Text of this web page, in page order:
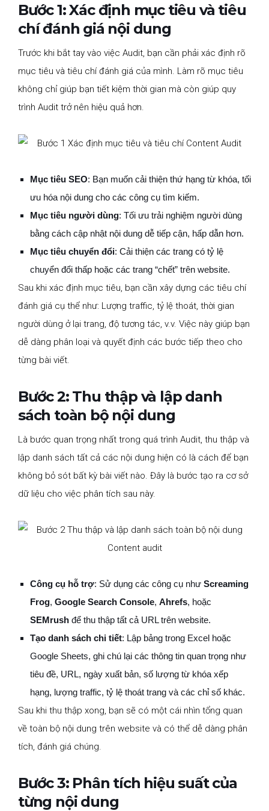
Bước 1: Xác định mục tiêu và tiêu
chí đánh giá nội dung
Trước khi bắt tay vào việc Audit, bạn cần phải xác định rõ
mục tiêu và tiêu chí đánh giá của mình. Làm rõ mục tiêu
không chỉ giúp bạn tiết kiệm thời gian mà còn giúp quy
trình Audit trở nên hiệu quả hơn.
Mục tiêu SEO: Bạn muốn cải thiện thứ hạng từ khóa, tối
ưu hóa nội dung cho các công cụ tìm kiếm.
Mục tiêu người dùng: Tối ưu trải nghiệm người dùng
bằng cách cập nhật nội dung dễ tiếp cận, hấp dẫn hơn.
Mục tiêu chuyển đổi: Cải thiện các trang có tỷ lệ
chuyển đổi thấp hoặc các trang “chết” trên website.
Sau khi xác định mục tiêu, bạn cần xây dựng các tiêu chí
đánh giá cụ thể như: Lượng traffic, tỷ lệ thoát, thời gian
người dùng ở lại trang, độ tương tác, v.v. Việc này giúp bạn
dễ dàng phân loại và quyết định các bước tiếp theo cho
từng bài viết.
Bước 2: Thu thập và lập danh
sách toàn bộ nội dung
Là bước quan trọng nhất trong quá trình Audit, thu thập và
lập danh sách tất cả các nội dung hiện có là cách để bạn
không bỏ sót bất kỳ bài viết nào. Đây là bước tạo ra cơ sở
dữ liệu cho việc phân tích sau này.
Công cụ hỗ trợ: Sử dụng các công cụ như Screaming
Frog, Google Search Console, Ahrefs, hoặc
SEMrush để thu thập tất cả URL trên website.
Tạo danh sách chi tiết: Lập bảng trong Excel hoặc
Google Sheets, ghi chú lại các thông tin quan trọng như
tiêu đề, URL, ngày xuất bản, số lượng từ khóa xếp
hạng, lượng traffic, tỷ lệ thoát trang và các chỉ số khác.
Sau khi thu thập xong, bạn sẽ có một cái nhìn tổng quan
về toàn bộ nội dung trên website và có thể dễ dàng phân
tích, đánh giá chúng.
Bước 3: Phân tích hiệu suất của
từng nội dung